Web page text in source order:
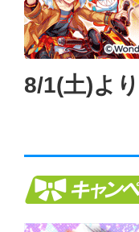
8/1(土)よ